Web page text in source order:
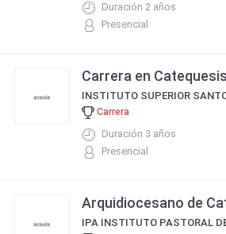
Duración 2 años
Presencial
Carrera en Catequesis
Carrera
Duración 3 años
Presencial
Arquidiocesano de